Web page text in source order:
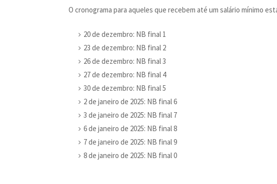
O cronograma para aqueles que recebem até um salário mínimo
20 de dezembro: NB final 1
23 de dezembro: NB final 2
26 de dezembro: NB final 3
27 de dezembro: NB final 4
30 de dezembro: NB final 5
2 de janeiro de 2025: NB final 6
3 de janeiro de 2025: NB final 7
6 de janeiro de 2025: NB final 8
7 de janeiro de 2025: NB final 9
8 de janeiro de 2025: NB final 0